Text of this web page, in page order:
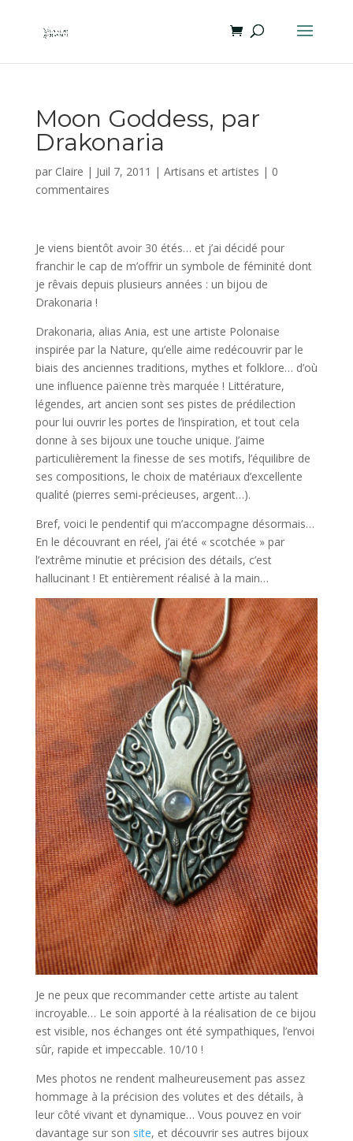
Moon Goddess, par
Drakonaria
par Claire | Juil 7, 2011 | Artisans et artistes | 0
commentaires
Je viens bientôt avoir 30 étés… et j’ai décidé pour
franchir le cap de m’offrir un symbole de féminité dont
je rêvais depuis plusieurs années : un bijou de
Drakonaria !
Drakonaria, alias Ania, est une artiste Polonaise
inspirée par la Nature, qu’elle aime redécouvrir par le
biais des anciennes traditions, mythes et folklore… d’où
une influence païenne très marquée ! Littérature,
légendes, art ancien sont ses pistes de prédilection
pour lui ouvrir les portes de l’inspiration, et tout cela
donne à ses bijoux une touche unique. J’aime
particulièrement la finesse de ses motifs, l’équilibre de
ses compositions, le choix de matériaux d’excellente
qualité (pierres semi-précieuses, argent…).
Bref, voici le pendentif qui m’accompagne désormais…
En le découvrant en réel, j’ai été « scotchée » par
l’extrême minutie et précision des détails, c’est
hallucinant ! Et entièrement réalisé à la main…
Je ne peux que recommander cette artiste au talent
incroyable… Le soin apporté à la réalisation de ce bijou
est visible, nos échanges ont été sympathiques, l’envoi
sûr, rapide et impeccable. 10/10 !
Mes photos ne rendent malheureusement pas assez
hommage à la précision des volutes et des détails, à
leur côté vivant et dynamique… Vous pouvez en voir
davantage sur son site, et découvrir ses autres bijoux